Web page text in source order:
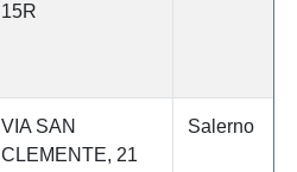
15R
VIA SAN
CLEMENTE, 21
Salerno